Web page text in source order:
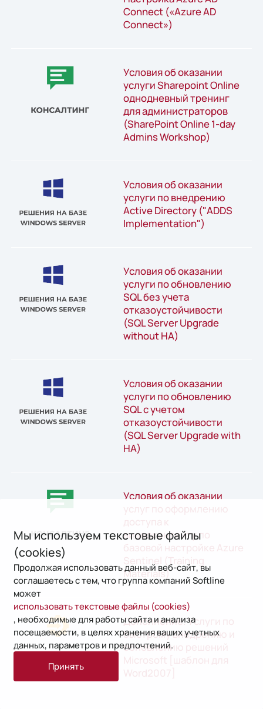
Connect («Azure AD
Connect»)
Условия об оказании
услуги Sharepoint Online
однодневный тренинг
для администраторов
(SharePoint Online 1-day
Admins Workshop)
Условия об оказании
услуги по внедрению
Active Directory ("ADDS
Implementation")
Условия об оказании
услуги по обновлению
SQL без учета
отказоустойчивости
(SQL Server Upgrade
without HA)
Условия об оказании
услуги по обновлению
SQL с учетом
отказоустойчивости
(SQL Server Upgrade with
HA)
Условия об оказании
видеоконтенту по
Sentinel (Training
Materials)
Дополнение. Услуги по
быстрому внедрению и
обновлению решений
Мы используем текстовые файлы
(cookies)
Продолжая использовать данный веб-сайт, вы
соглашаетесь с тем, что группа компаний Softline
может
использовать текстовые файлы (cookies)
, необходимые для работы сайта и анализа
посещаемости, в целях хранения ваших учетных
данных, параметров и предпочтений.
Принять